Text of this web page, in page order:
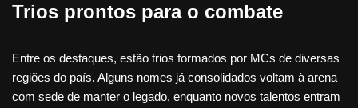
Trios prontos para o combate
Entre os destaques, estão trios formados por MCs de diversas
regiões do país. Alguns nomes já consolidados voltam à arena
com sede de manter o legado, enquanto novos talentos entram